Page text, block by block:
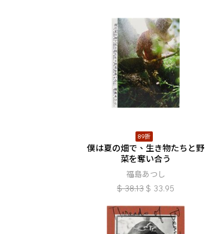
89折
僕は夏の畑で、生き物たちと野
菜を奪い合う
福島あつし
$ 38.13 $ 33.95